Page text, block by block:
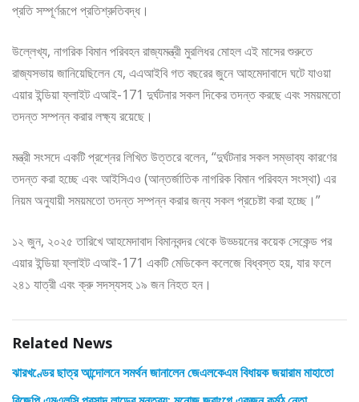
প্রতি সম্পূর্ণরূপে প্রতিশ্রুতিবদ্ধ।
উল্লেখ্য, নাগরিক বিমান পরিবহন রাজ্যমন্ত্রী মুরলিধর মোহল এই মাসের শুরুতে
রাজ্যসভায় জানিয়েছিলেন যে, এএআইবি গত বছরের জুনে আহমেদাবাদে ঘটে যাওয়া
এয়ার ইন্ডিয়া ফ্লাইট এআই-171 দুর্ঘটনার সকল দিকের তদন্ত করছে এবং সময়মতো
তদন্ত সম্পন্ন করার লক্ষ্য রয়েছে।
মন্ত্রী সংসদে একটি প্রশ্নের লিখিত উত্তরে বলেন, “দুর্ঘটনার সকল সম্ভাব্য কারণের
তদন্ত করা হচ্ছে এবং আইসিএও (আন্তর্জাতিক নাগরিক বিমান পরিবহন সংস্থা) এর
নিয়ম অনুযায়ী সময়মতো তদন্ত সম্পন্ন করার জন্য সকল প্রচেষ্টা করা হচ্ছে।”
১২ জুন, ২০২৫ তারিখে আহমেদাবাদ বিমানবন্দর থেকে উড্ডয়নের কয়েক সেকেন্ড পর
এয়ার ইন্ডিয়া ফ্লাইট এআই-171 একটি মেডিকেল কলেজে বিধ্বস্ত হয়, যার ফলে
২৪১ যাত্রী এবং ক্রু সদস্যসহ ১৯ জন নিহত হন।
Related News
ঝারখণ্ডের ছাত্র আন্দোলনে সমর্থন জানালেন জেএলকেএম বিধায়ক জয়ারাম মাহাতো